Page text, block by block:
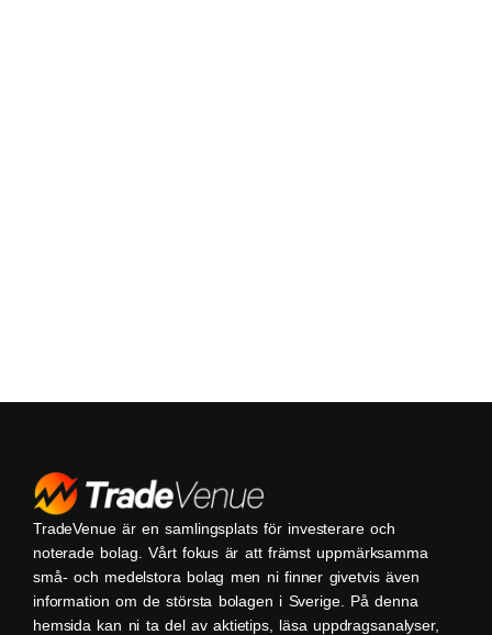
TradeVenue är en samlingsplats för investerare och
noterade bolag. Vårt fokus är att främst uppmärksamma
små- och medelstora bolag men ni finner givetvis även
information om de största bolagen i Sverige. På denna
hemsida kan ni ta del av aktietips, läsa uppdragsanalyser,